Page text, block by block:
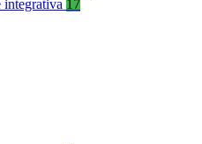
integrativa 17